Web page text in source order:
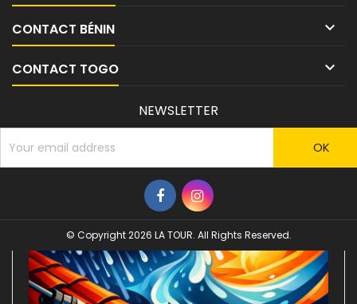
CONTACT BÉNIN 
CONTACT TOGO 
NEWSLETTER
© Copyright 2026 LA TOUR. All Rights Reserved.